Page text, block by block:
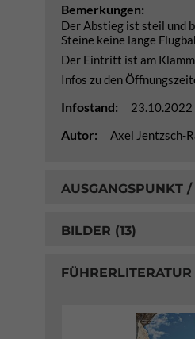
Bemerkungen:
Der Abstieg ist steil und
Steine keine lange
Der Eintritt ist am
Infos zu den
Infostand: 23.10.2022
Autor: Axel Jentzsch-
AUSGANGSPUNKT
BILDER (13)